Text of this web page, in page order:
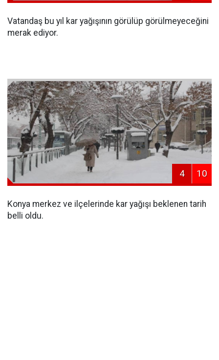
Vatandaş bu yıl kar yağışının görülüp görülmeyeceğini
merak ediyor.
4 10
Konya merkez ve ilçelerinde kar yağışı beklenen tarih
belli oldu.